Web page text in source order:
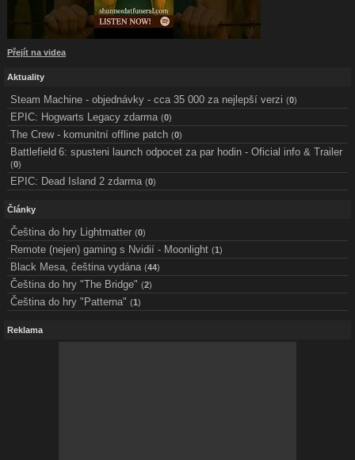
Přejít na videa
Aktuality
Steam Machine - objednávky - cca 35 000 za nejlepší verzi (0)
EPIC: Hogwarts Legacy zdarma (0)
The Crew - komunitní offline patch (0)
Battlefield 6: spusteni launch odpocet za par hodin - Oficial info & Trailer
(0)
EPIC: Dead Island 2 zdarma (0)
Články
Čeština do hry Lightmatter (0)
Remote (nejen) gaming s Nvidií - Moonlight (1 )
Black Mesa, čeština vydána (44)
Čeština do hry "The Bridge" (2)
Čeština do hry "Patterna" (1 )
Reklama